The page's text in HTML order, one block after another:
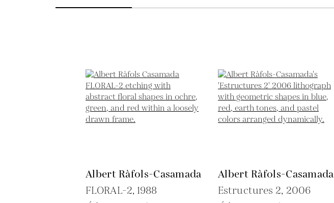
Albert Ràfols-Casamada
FLORAL-2, 1988
Albert Ràfols-Casamada
Estructures 2, 2006